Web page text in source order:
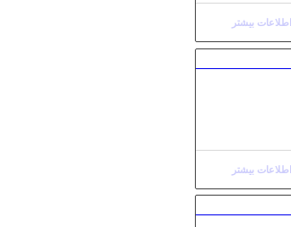
اطلاعات بیشتر
اطلاعات بیشتر